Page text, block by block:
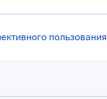
пользования